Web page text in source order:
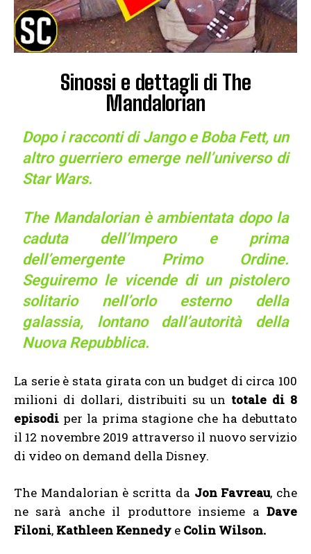
Sinossi e dettagli di The
Mandalorian
Dopo i racconti di Jango e Boba Fett, un
altro guerriero emerge nell’universo di
Star Wars.
The Mandalorian è ambientata dopo la
caduta dell’Impero e prima
dell’emergente Primo Ordine.
Seguiremo le vicende di un pistolero
solitario nell’orlo esterno della
galassia, lontano dall’autorità della
Nuova Repubblica.
La serie è stata girata con un budget di circa 100
milioni di dollari, distribuiti su un totale di 8
episodi per la prima stagione che ha debuttato
il 12 novembre 2019 attraverso il nuovo servizio
di video on demand della Disney.
The Mandalorian è scritta da Jon Favreau, che
ne sarà anche il produttore insieme a Dave
Filoni, Kathleen Kennedy e Colin Wilson.